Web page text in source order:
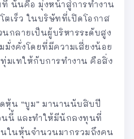
ที่ นั่นคือ มุ่งหน้าสู่การทำงาน
ตเร็ว ในบริษัทที่เปิดโอกาส
นกลายเป็นผู้บริหารระดับสูง
มั่งคั่งโดยที่มีความเสี่ยงน้อย
มเทให้กับการทำงาน คือสิ่ง
หุ้น “บูม” มานานนับสิบปี
นนี้ และทำให้มีนักลงทุนที่
ในหุ้นจำนวนมากรวมถึงคน